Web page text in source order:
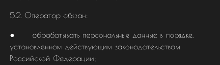
5.2. Оператор обязан:
● обрабатывать персональные данные в порядке,
установленном действующим законодательством
Российской Федерации;